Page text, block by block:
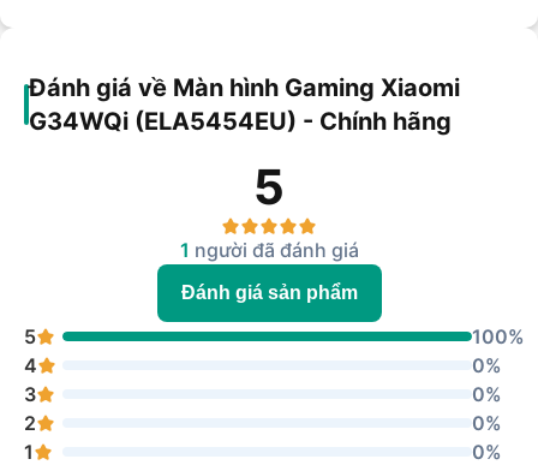
Đánh giá về Màn hình Gaming Xiaomi
G34WQi (ELA5454EU) - Chính hãng
5
1 người đã đánh giá
Đánh giá sản phẩm
5
100%
4
0%
3
0%
2
0%
1
0%